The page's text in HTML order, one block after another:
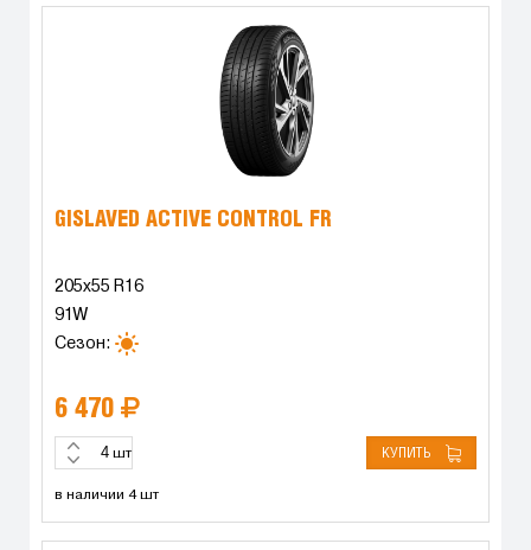
GISLAVED ACTIVE CONTROL FR
205x55 R16
91W
Сезон:
6 470
шт КУПИТЬ
в наличии 4 шт